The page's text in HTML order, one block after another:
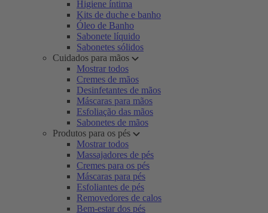
Higiene íntima
Kits de duche e banho
Óleo de Banho
Sabonete líquido
Sabonetes sólidos
Cuidados para mãos
Mostrar todos
Cremes de mãos
Desinfetantes de mãos
Máscaras para mãos
Esfoliação das mãos
Sabonetes de mãos
Produtos para os pés
Mostrar todos
Massajadores de pés
Cremes para os pés
Máscaras para pés
Esfoliantes de pés
Removedores de calos
Bem-estar dos pés